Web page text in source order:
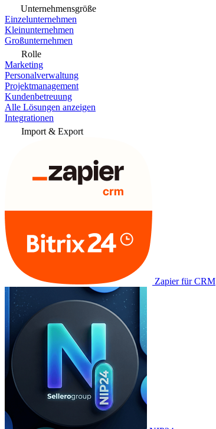
Unternehmensgröße
Einzelunternehmen
Kleinunternehmen
Großunternehmen
Rolle
Marketing
Personalverwaltung
Projektmanagement
Kundenbetreuung
Alle Lösungen anzeigen
Integrationen
Import & Export
Zapier für CRM